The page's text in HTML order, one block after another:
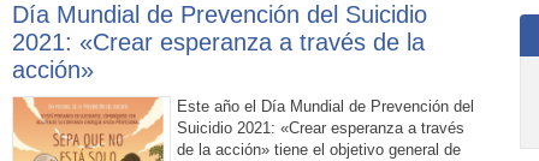
Día Mundial de Prevención del Suicidio
2021: «Crear esperanza a través de la
acción»
Este año el Día Mundial de Prevención del
Suicidio 2021: «Crear esperanza a través
de la acción» tiene el objetivo general de